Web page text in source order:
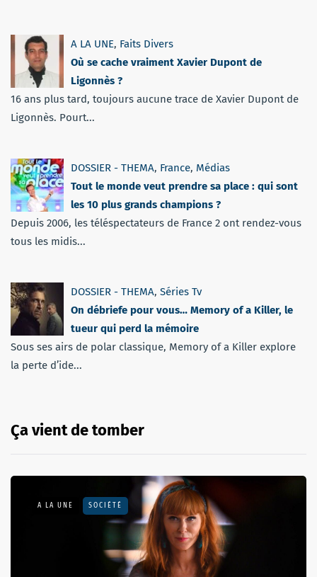
A LA UNE, Faits Divers
Où se cache vraiment Xavier Dupont de
Ligonnès ?
16 ans plus tard, toujours aucune trace de Xavier Dupont de
Ligonnès. Pourt...
DOSSIER - THEMA, France, Médias
Tout le monde veut prendre sa place : qui sont
les 10 plus grands champions ?
Depuis 2006, les téléspectateurs de France 2 ont rendez-vous
tous les midis...
DOSSIER - THEMA, Séries Tv
On débriefe pour vous… Memory of a Killer, le
tueur qui perd la mémoire
Sous ses airs de polar classique, Memory of a Killer explore
la perte d’ide...
Ça vient de tomber
A LA UNE SOCIÉTÉ